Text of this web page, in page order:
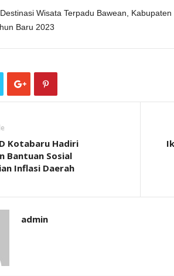
Wisata Terpadu Bawean,
Baru 2023
Kotabaru Hadiri
Bantuan Sosial
Inflasi Daerah
admin